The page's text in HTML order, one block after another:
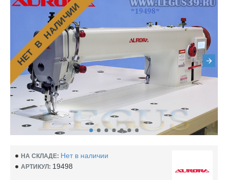
НЕТ В НАЛИЧИИ
НА СКЛАДЕ: Нет в наличии
АРТИКУЛ: 19498